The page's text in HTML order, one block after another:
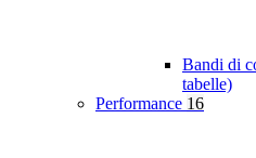
Bandi di
tabelle)
Performance 16